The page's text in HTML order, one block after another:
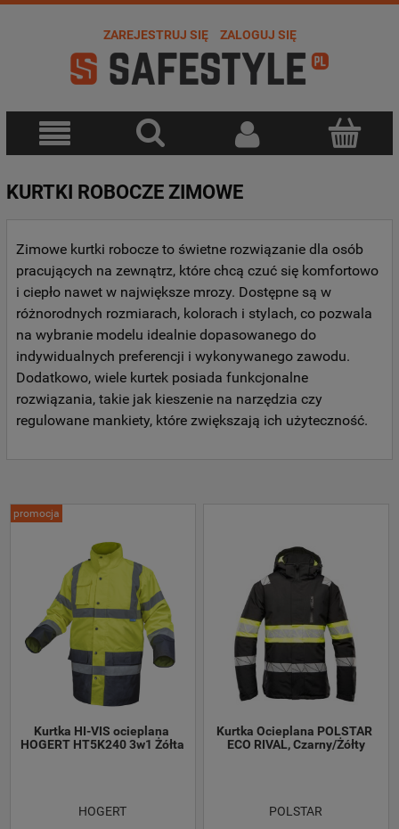
ZAREJESTRUJ SIĘ ZALOGUJ SIĘ
KURTKI ROBOCZE ZIMOWE
Zimowe kurtki robocze to świetne rozwiązanie dla osób
pracujących na zewnątrz, które chcą czuć się komfortowo
i ciepło nawet w największe mrozy. Dostępne są w
różnorodnych rozmiarach, kolorach i stylach, co pozwala
na wybranie modelu idealnie dopasowanego do
indywidualnych preferencji i wykonywanego zawodu.
Dodatkowo, wiele kurtek posiada funkcjonalne
rozwiązania, takie jak kieszenie na narzędzia czy
regulowane mankiety, które zwiększają ich użyteczność.
Kurtka HI-VIS ocieplana
HOGERT HT5K240 3w1 Żółta
HOGERT
promocja
Kurtka Ocieplana POLSTAR
ECO RIVAL, Czarny/Żółty
POLSTAR